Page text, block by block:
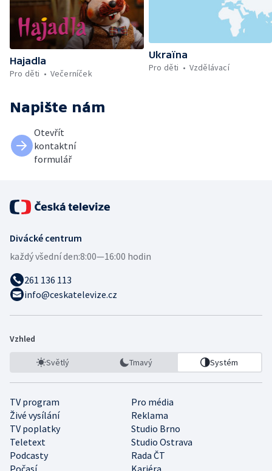
Hajadla
Pro děti
Večerníček
Ukraïna
Pro děti
Vzdělávací
Napište nám
Otevřít
kontaktní
formulář
Divácké centrum
každý všední den:8:00—16:00 hodin
261 136 113
info@ceskatelevize.cz
Vzhled
Světlý Tmavý Systém
TV program
Pro média
Živé vysílání
Reklama
TV poplatky
Studio Brno
Teletext
Studio Ostrava
Podcasty
Rada ČT